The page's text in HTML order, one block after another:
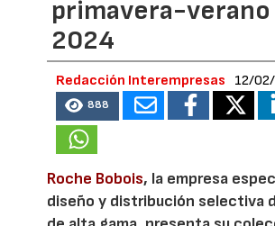
primavera-verano
2024
Redacción Interempresas 12/
888
Roche Bobois, la empresa
diseño y distribución selectiva